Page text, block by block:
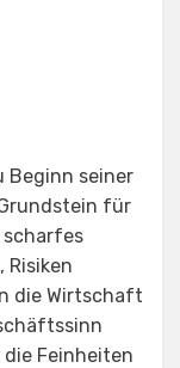
Beginn seiner
für
scharfes
Risiken
die Wirtschaft
Feinheiten